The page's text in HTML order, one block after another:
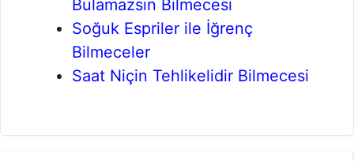
Bulamazsın Bilmecesi
Soğuk Espriler ile İğrenç
Bilmeceler
Saat Niçin Tehlikelidir Bilmecesi